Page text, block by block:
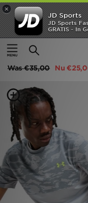
×
JD Sports
JD Sports
GRATIS - In
Thuis
Heren
Under Armour Woven
Was€35,00 Nu
Home
Offers
Dames
Kids
Collecties
Voetbal
Sports